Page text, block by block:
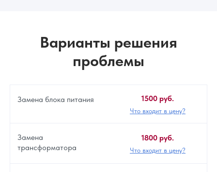
Варианты решения
проблемы
Замена блока питания 1500 руб.
Что входит в цену?
Замена
трансформатора
1800 руб.
Что входит в цену?